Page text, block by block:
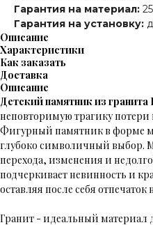
Гарантия на материал:
Гарантия на установку:
Описание
Характеристики
Как заказать
Доставка
Описание
Детский памятник из
неповторимую трагику
Фигурный памятник в форме
глубоко символичный выбор.
перехода, изменения и
подчеркивает невинность и
оставляя после себя
Гранит - идеальный материал